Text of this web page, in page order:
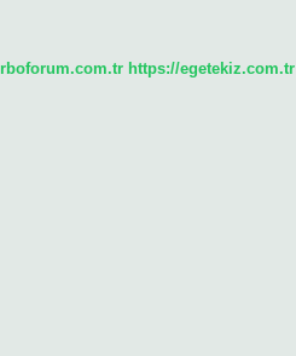
https://egetekiz.com.tr